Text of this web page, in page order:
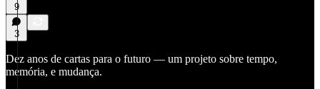
9
3
Dez anos de cartas para o futuro — um projeto sobre tempo,
memória, e mudança.